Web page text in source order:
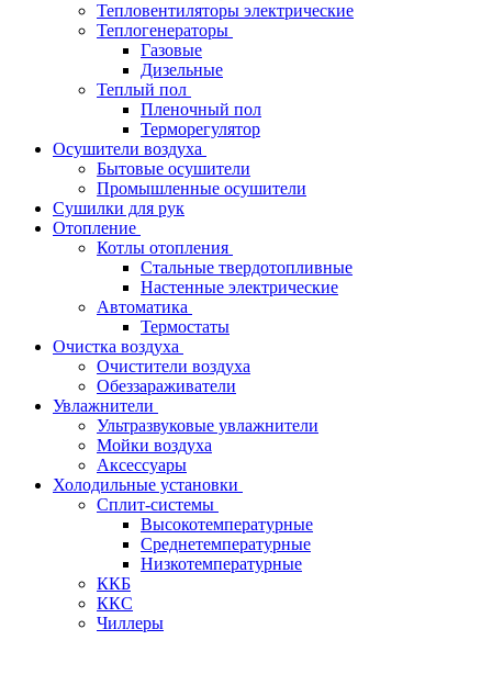
Тепловентиляторы электрические
Теплогенераторы
Газовые
Дизельные
Теплый пол
Пленочный пол
Терморегулятор
Осушители воздуха
Бытовые осушители
Промышленные осушители
Сушилки для рук
Отопление
Котлы отопления
Стальные твердотопливные
Настенные электрические
Автоматика
Термостаты
Очистка воздуха
Очистители воздуха
Обеззараживатели
Увлажнители
Ультразвуковые увлажнители
Мойки воздуха
Аксессуары
Холодильные установки
Сплит-системы
Высокотемпературные
Среднетемпературные
Низкотемпературные
ККБ
ККС
Чиллеры